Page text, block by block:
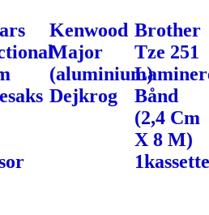
Kenwood
Major
(aluminium)
Dejkrog
Brother
Tze 251
Bånd
(2,4 Cm
X 8 M)